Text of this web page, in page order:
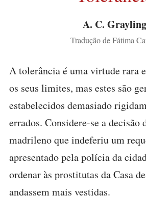
A. C. Grayling
Tradução de Fátima
A tolerância é uma virtude rara
os seus limites, mas estes são
estabelecidos demasiado
errados. Considere-se a decisão
madrileno que indeferiu um
apresentado pela polícia da
ordenar às prostitutas da Casa
andassem mais vestidas.